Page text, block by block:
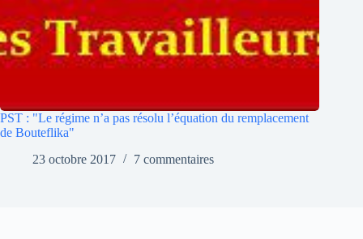
PST : "Le régime n’a pas résolu l’équation du remplacement
de Bouteflika"
23 octobre 2017
7 commentaires